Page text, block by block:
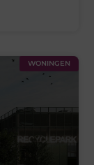
WONINGEN